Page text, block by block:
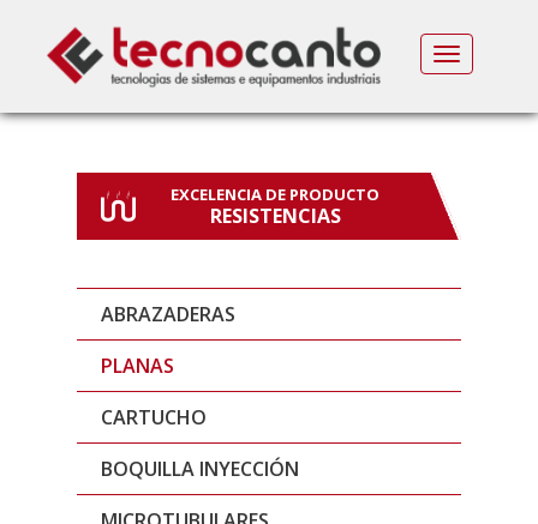
MENU
EXCELENCIA DE PRODUCTO
RESISTENCIAS
ABRAZADERAS
PLANAS
CARTUCHO
BOQUILLA INYECCIÓN